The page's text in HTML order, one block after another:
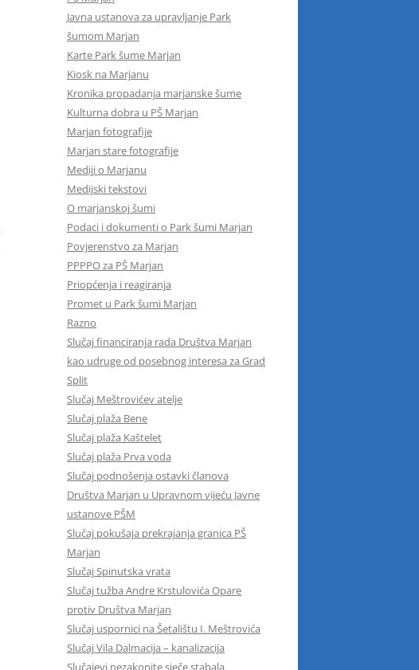
Javna ustanova za upravljanje Park
šumom Marjan
Karte Park šume Marjan
Kiosk na Marjanu
Kronika propadanja marjanske šume
Kulturna dobra u PŠ Marjan
Marjan fotografije
Marjan stare fotografije
Mediji o Marjanu
Medijski tekstovi
O marjanskoj šumi
Podaci i dokumenti o Park šumi Marjan
Povjerenstvo za Marjan
PPPPO za PŠ Marjan
Priopćenja i reagiranja
Promet u Park šumi Marjan
Razno
Slučaj financiranja rada Društva Marjan
kao udruge od posebnog interesa za Grad
Split
Slučaj Meštrovićev atelje
Slučaj plaža Bene
Slučaj plaža Kaštelet
Slučaj plaža Prva voda
Slučaj podnošenja ostavki članova
Društva Marjan u Upravnom vijeću Javne
ustanove PŠM
Slučaj pokušaja prekrajanja granica PŠ
Marjan
Slučaj Spinutska vrata
Slučaj tužba Andre Krstulovića Opare
protiv Društva Marjan
Slučaj uspornici na Šetalištu I. Meštrovića
Slučaj Vila Dalmacija – kanalizacija
Slučajevi nezakonite sječe stabala